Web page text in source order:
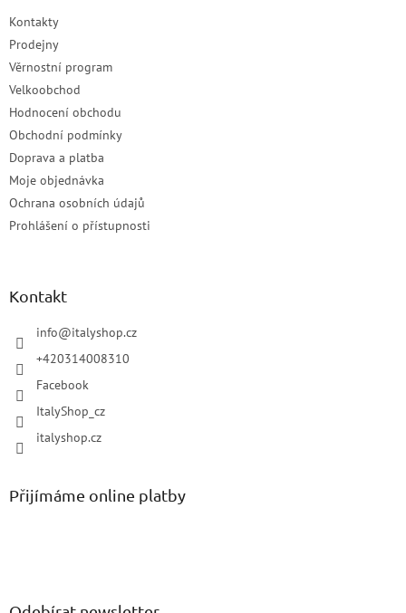
Kontakty
Prodejny
Věrnostní program
Velkoobchod
Hodnocení obchodu
Obchodní podmínky
Doprava a platba
Moje objednávka
Ochrana osobních údajů
Prohlášení o přístupnosti
Kontakt
info@italyshop.cz
+420314008310
Facebook
ItalyShop_cz
italyshop.cz
Přijímáme online platby